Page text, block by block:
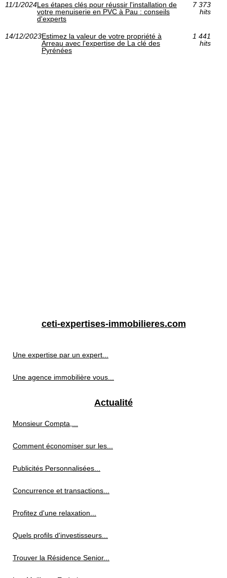
11/1/2024Les étapes clés pour réussir l'installation de
votre menuiserie en PVC à Pau : conseils
d'experts
7 373
hits
14/12/2023Estimez la valeur de votre propriété à
Arreau avec l'expertise de La clé des
Pyrénées
1 441
hits
ceti-expertises-immobilieres.com
Une expertise par un expert...
Une agence immobilière vous...
Actualité
Monsieur Compta,...
Comment économiser sur les...
Publicités Personnalisées...
Concurrence et transactions...
Profitez d'une relaxation...
Quels profils d'investisseurs...
Trouver la Résidence Senior...